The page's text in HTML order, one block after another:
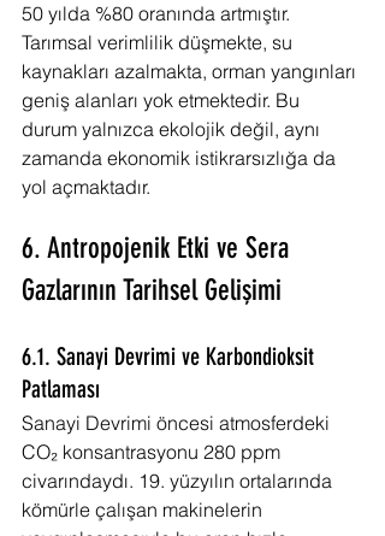
50 yılda %80 oranında artmıştır.
Tarımsal verimlilik düşmekte, su
kaynakları azalmakta, orman yangınları
geniş alanları yok etmektedir. Bu
durum yalnızca ekolojik değil, aynı
zamanda ekonomik istikrarsızlığa da
yol açmaktadır.
6. Antropojenik Etki ve Sera
Gazlarının Tarihsel Gelişimi
6.1. Sanayi Devrimi ve Karbondioksit
Patlaması
Sanayi Devrimi öncesi atmosferdeki
CO₂ konsantrasyonu 280 ppm
civarındaydı. 19. yüzyılın ortalarında
kömürle çalışan makinelerin